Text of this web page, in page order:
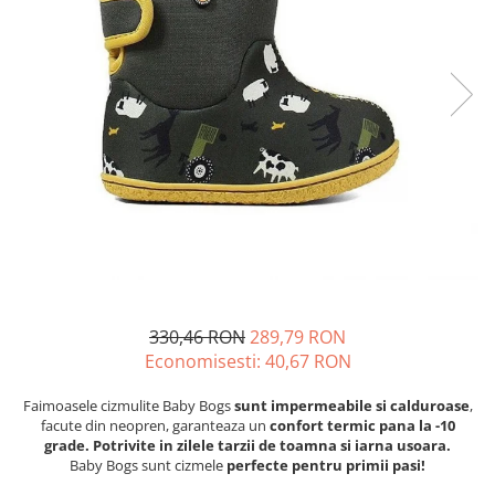
330,46 RON289,79 RON
Economisesti: 40,67 RON
Faimoasele cizmulite Baby Bogssunt impermeabile si calduroase,
facute din neopren, garanteaza un confort termic pana la -10
grade. Potrivite in zilele tarzii de toamna si iarna usoara.
Baby Bogs sunt cizmele perfecte pentru primii pasi!